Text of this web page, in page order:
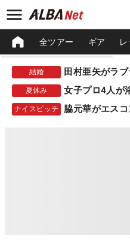
全ツアー ギア
結婚 田村亜矢がラ
夏休み 女子プロ4人が
ナイスピッチ 脇元華がエス